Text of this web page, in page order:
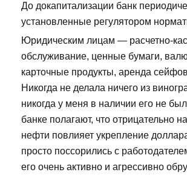
До докапитализации банк
установленные регулятором
Юридическим лицам — расчетно-
обслуживание, ценные бумаги,
карточные продукты, аренда
Никогда не делала ничего из
никогда у меня в наличии его не
банке полагают, что отрицательно
нефти повлияет укрепление
просто поссорились с
его очень активно и агрессивно